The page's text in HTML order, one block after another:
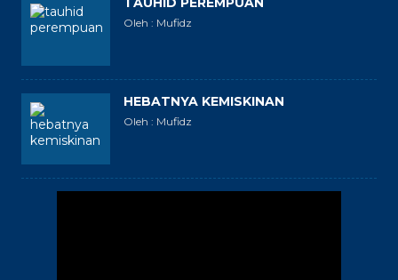
Oleh : Mufidz
HEBATNYA KEMISKINAN
Oleh : Mufidz